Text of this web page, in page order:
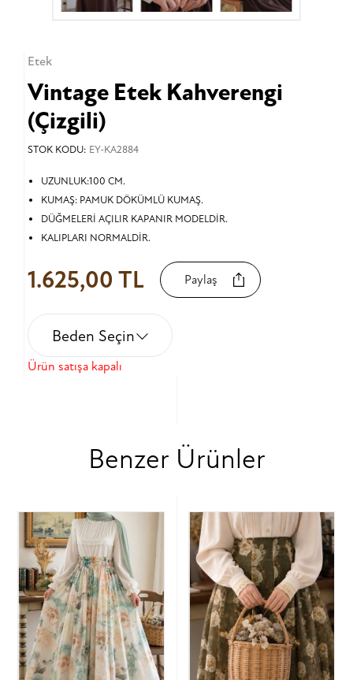
Etek
Vintage Etek Kahverengi
(Çizgili)
STOK KODU: EY-KA2884
UZUNLUK:100 CM.
KUMAŞ: PAMUK DÖKÜMLÜ KUMAŞ.
DÜĞMELERİ AÇILIR KAPANIR MODELDİR.
KALIPLARI NORMALDİR.
1.625,00 TL Paylaş
Beden Seçin
Ürün satışa kapalı
Benzer Ürünler